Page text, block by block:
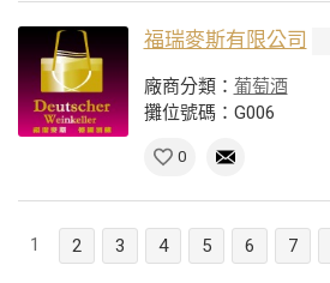
福瑞麥斯有限公司
廠商分類： 葡萄酒
攤位號碼：G006
0
1 2 3 4 5 6 7